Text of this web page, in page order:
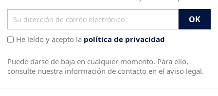
He leído y acepto la política de privacidad
Puede darse de baja en cualquier momento. Para ello,
consulte nuestra información de contacto en el aviso legal.